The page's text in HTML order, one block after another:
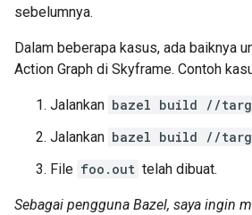
sebelumnya.
Dalam beberapa kasus, ada baiknya
Action Graph di Skyframe. Contoh
Jalankan bazel build //
Jalankan bazel build //
File foo.out telah dibuat.
Sebagai pengguna Bazel, saya ingin